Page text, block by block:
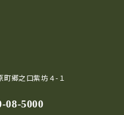
郷之口紫坊４-１
08-5000